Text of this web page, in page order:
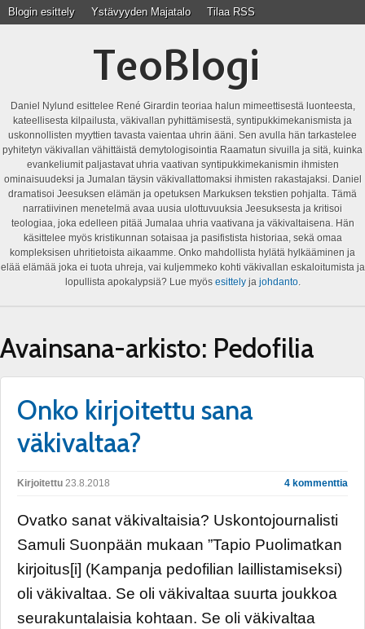
Blogin esittely Ystävyyden Majatalo Tilaa RSS
TeoBlogi
Daniel Nylund esittelee René Girardin teoriaa halun mimeettisestä luonteesta,
kateellisesta kilpailusta, väkivallan pyhittämisestä, syntipukkimekanismista ja
uskonnollisten myyttien tavasta vaientaa uhrin ääni. Sen avulla hän tarkastelee
pyhitetyn väkivallan vähittäistä demytologisointia Raamatun sivuilla ja sitä, kuinka
evankeliumit paljastavat uhria vaativan syntipukkimekanismin ihmisten
ominaisuudeksi ja Jumalan täysin väkivallattomaksi ihmisten rakastajaksi. Daniel
dramatisoi Jeesuksen elämän ja opetuksen Markuksen tekstien pohjalta. Tämä
narratiivinen menetelmä avaa uusia ulottuvuuksia Jeesuksesta ja kritisoi
teologiaa, joka edelleen pitää Jumalaa uhria vaativana ja väkivaltaisena. Hän
käsittelee myös kristikunnan sotaisaa ja pasifistista historiaa, sekä omaa
kompleksisen uhritietoista aikaamme. Onko mahdollista hylätä hylkääminen ja
elää elämää joka ei tuota uhreja, vai kuljemmeko kohti väkivallan eskaloitumista ja
lopullista apokalypsiä? Lue myös esittelyja johdanto.
Avainsana-arkisto: Pedofilia
Onko kirjoitettu sana
väkivaltaa?
Kirjoitettu 23.8.2018 4 kommenttia
Ovatko sanat väkivaltaisia? Uskontojournalisti
Samuli Suonpään mukaan ”Tapio Puolimatkan
kirjoitus[i] (Kampanja pedofilian laillistamiseksi)
oli väkivaltaa. Se oli väkivaltaa suurta joukkoa
seurakuntalaisia kohtaan. Se oli väkivaltaa